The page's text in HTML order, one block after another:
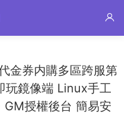
金券内購多區跨服第
玩鏡像端 Linux手工
GM授權後台 簡易安